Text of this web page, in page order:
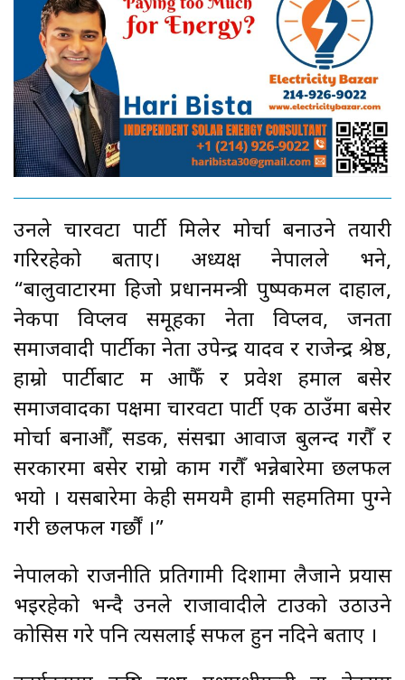
उनले चारवटा पार्टी मिलेर मोर्चा बनाउने तयारी
गरिरहेको बताए। अध्यक्ष नेपालले भने,
“बालुवाटारमा हिजो प्रधानमन्त्री पुष्पकमल दाहाल,
नेकपा विप्लव समूहका नेता विप्लव, जनता
समाजवादी पार्टीका नेता उपेन्द्र यादव र राजेन्द्र श्रेष्ठ,
हाम्रो पार्टीबाट म आफैँ र प्रवेश हमाल बसेर
समाजवादका पक्षमा चारवटा पार्टी एक ठाउँमा बसेर
मोर्चा बनाऔँ, सडक, संसद्मा आवाज बुलन्द गरौँ र
सरकारमा बसेर राम्रो काम गरौँ भन्नेबारेमा छलफल
भयो । यसबारेमा केही समयमै हामी सहमतिमा पुग्ने
गरी छलफल गर्छौं ।”
नेपालको राजनीति प्रतिगामी दिशामा लैजाने प्रयास
भइरहेको भन्दै उनले राजावादीले टाउको उठाउने
कोसिस गरे पनि त्यसलाई सफल हुन नदिने बताए ।